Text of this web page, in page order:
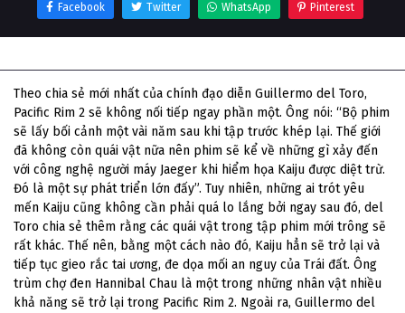
Facebook Twitter WhatsApp Pinterest
Theo chia sẻ mới nhất của chính đạo diễn Guillermo del Toro,
Pacific Rim 2 sẽ không nối tiếp ngay phần một. Ông nói: “Bộ phim
sẽ lấy bối cảnh một vài năm sau khi tập trước khép lại. Thế giới
đã không còn quái vật nữa nên phim sẽ kể về những gì xảy đến
với công nghệ người máy Jaeger khi hiểm họa Kaiju được diệt trừ.
Đó là một sự phát triển lớn đấy”. Tuy nhiên, những ai trót yêu
mến Kaiju cũng không cần phải quá lo lắng bởi ngay sau đó, del
Toro chia sẻ thêm rằng các quái vật trong tập phim mới trông sẽ
rất khác. Thế nên, bằng một cách nào đó, Kaiju hẳn sẽ trở lại và
tiếp tục gieo rắc tai ương, đe dọa mối an nguy của Trái đất. Ông
trùm chợ đen Hannibal Chau là một trong những nhân vật nhiều
khả năng sẽ trở lại trong Pacific Rim 2. Ngoài ra, Guillermo del